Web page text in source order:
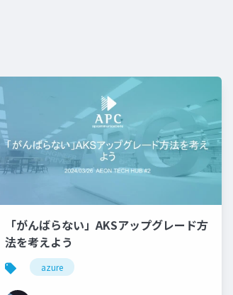
「がんばらない」AKSアップグレード方
法を考えよう
azure